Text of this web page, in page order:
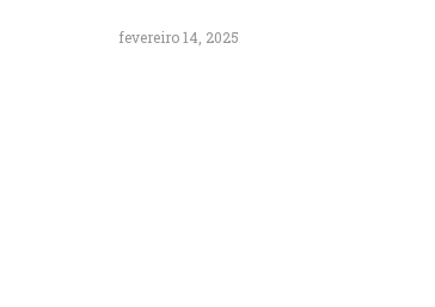
fevereiro 14, 2025